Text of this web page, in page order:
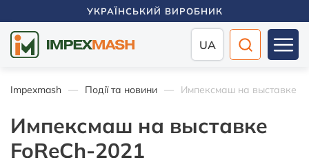
УКРАЇНСЬКИЙ ВИРОБНИК
UA
Impexmash Події та новини Импексмаш на выставке
Импексмаш на выставке
FoReCh-2021